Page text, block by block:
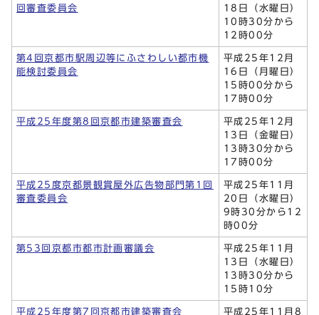
回審査委員会
18日（水曜日）
10時30分から
12時00分
第4回京都市駅周辺等にふさわしい都市機
能検討委員会
平成25年12月
16日（月曜日）
15時00分から
17時00分
平成25年度第8回京都市建築審査会
平成25年12月
13日（金曜日）
13時30分から
17時00分
平成25度京都景観賞屋外広告物部門第1回
審査委員会
平成25年11月
20日（水曜日）
9時30分から12
時00分
第53回京都市都市計画審議会
平成25年11月
13日（水曜日）
13時30分から
15時10分
平成25年度第7回京都市建築審査会 平成25年11月8